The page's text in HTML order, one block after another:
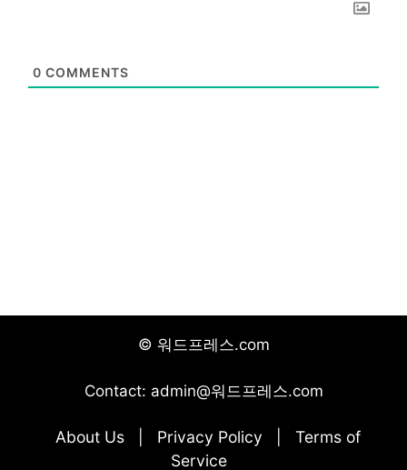
0 COMMENTS
© 워드프레스.com
Contact: admin@워드프레스.com
About Us Privacy Policy
Terms of
Service